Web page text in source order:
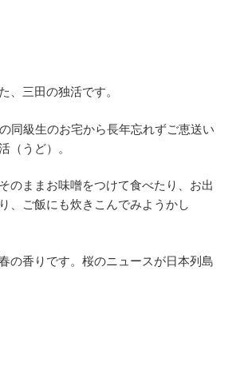
、三田の独活です。
同級生のお宅から長年忘れずご恵送い
（うど）。
のままお味噌をつけて食べたり、お出
、ご飯にも炊きこんでみようかし
の香りです。桜のニュースが日本列島